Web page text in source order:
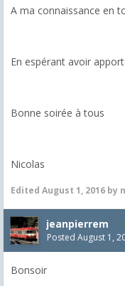
A ma connaissance en
En espérant avoir
Bonne soirée à tous
Nicolas
Edited August 1, 2016 by
jeanpierrem
Posted August 1,
Bonsoir